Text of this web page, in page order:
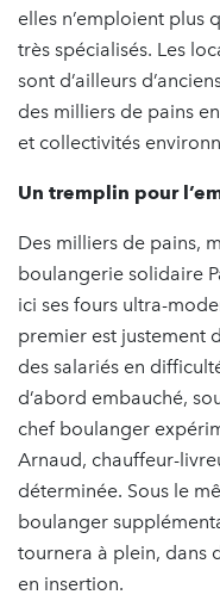
elles n’emploient plus
très spécialisés. Les
sont d’ailleurs
des milliers de pains
et collectivités
Un tremplin pour
Des milliers de pains,
boulangerie solidaire
ici ses fours ultra-
premier est justement
des salariés en
d’abord embauché,
chef boulanger
Arnaud, chauffeur-
déterminée. Sous le
boulanger
tournera à plein, dans
en insertion.